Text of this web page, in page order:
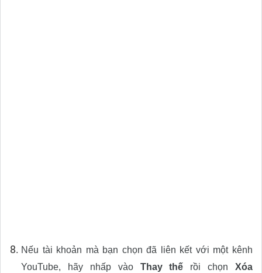
Nếu tài khoản mà bạn chọn đã liên kết với một kênh
YouTube, hãy nhấp vào Thay thế rồi chọn Xóa